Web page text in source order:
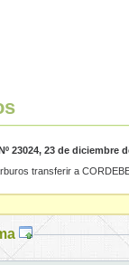
23024, 23 de diciembre
transferir a